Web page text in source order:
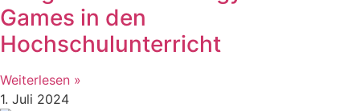
Games in den
Hochschulunterricht
Weiterlesen »
1. Juli 2024